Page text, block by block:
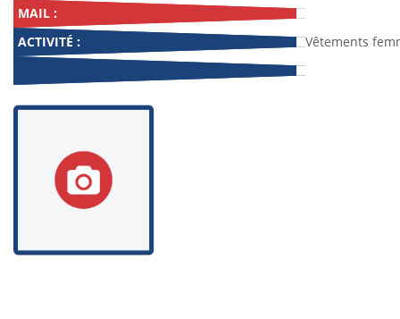
MAIL :
ACTIVITÉ :
Vêtements